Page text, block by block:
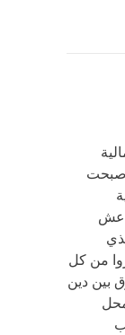
من كل
بين دين